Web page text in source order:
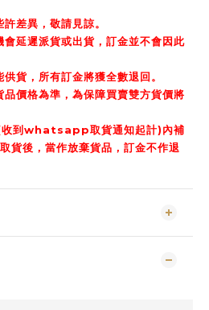
差異，敬請見諒。
延遲派貨或出貨，訂金並不會因此
貨，所有訂金將獲全數退回。
價格為準，為保障買賣雙方貨價將
收到whatsapp取貨通知起計)內補
貨後，當作放棄貨品，訂金不作退